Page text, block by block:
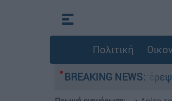
Πολιτική
BREAKING NEWS:
«Στέρεψε» η αγορά